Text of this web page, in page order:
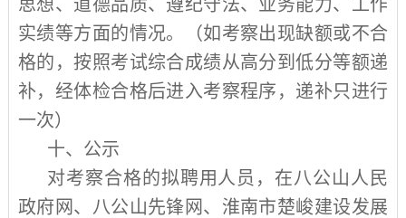
思想、道德品质、遵纪守法、业务能力、工作
实绩等方面的情况。（如考察出现缺额或不合
格的，按照考试综合成绩从高分到低分等额递
补，经体检合格后进入考察程序，递补只进行
一次）
十、公示
对考察合格的拟聘用人员，在八公山人民
政府网、八公山先锋网、淮南市楚峻建设发展